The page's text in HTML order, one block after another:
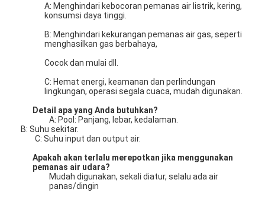
A: Menghindari kebocoran pemanas air listrik, kering,
konsumsi daya tinggi.
B: Menghindari kekurangan pemanas air gas, seperti
menghasilkan gas berbahaya,
Cocok dan mulai dll.
C: Hemat energi, keamanan dan perlindungan
lingkungan, operasi segala cuaca, mudah digunakan.
Detail apa yang Anda butuhkan?
A: Pool: Panjang, lebar, kedalaman.
B: Suhu sekitar.
C: Suhu input dan output air.
Apakah akan terlalu merepotkan jika menggunakan
pemanas air udara?
Mudah digunakan, sekali diatur, selalu ada air
panas/dingin